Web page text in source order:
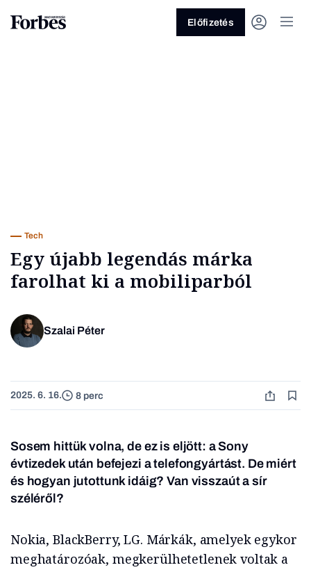
Előfizetés
Tech
Egy újabb legendás márka
farolhat ki a mobiliparból
Szalai Péter
2025. 6. 16. 8 perc
Sosem hittük volna, de ez is eljött: a Sony
évtizedek után befejezi a telefongyártást. De miért
és hogyan jutottunk idáig? Van visszaút a sír
széléről?
Nokia, BlackBerry, LG. Márkák, amelyek egykor
meghatározóak, megkerülhetetlenek voltak a